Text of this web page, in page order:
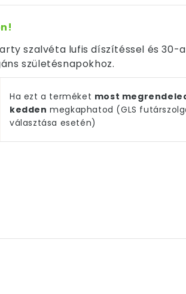
szalvéta lufis díszítéssel és 30-
születésnapokhoz.
Ha ezt a terméket most
kedden megkaphatod (GLS
választása esetén)